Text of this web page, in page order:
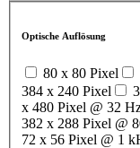
Optische Auflösung
80 x 80 Pixel
384 x 240 Pixel
x 480 Pixel @ 32
382 x 288 Pixel @
72 x 56 Pixel @ 1